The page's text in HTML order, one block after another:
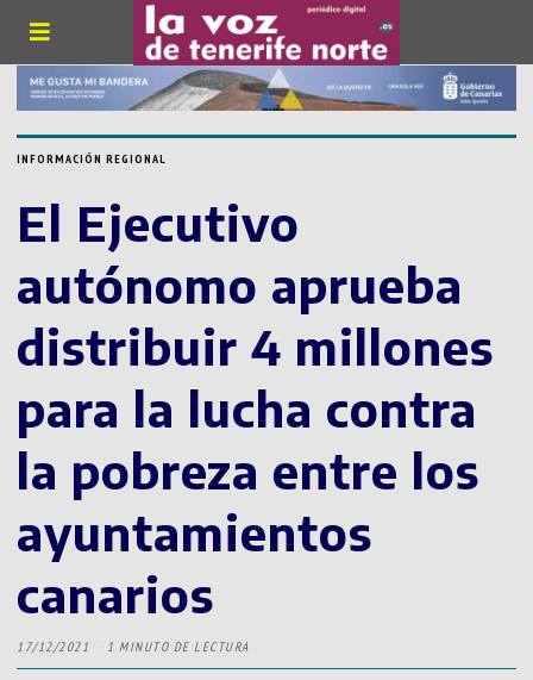
INFORMACIÓN REGIONAL
El Ejecutivo
autónomo aprueba
distribuir 4 millones
para la lucha contra
la pobreza entre los
ayuntamientos
canarios
17/12/2021 1 MINUTO DE LECTURA